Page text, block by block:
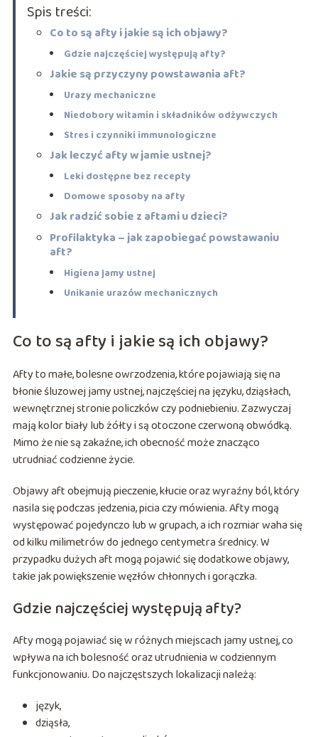
Spis treści:
Co to są afty i jakie są ich objawy?
Gdzie najczęściej występują afty?
Jakie są przyczyny powstawania aft?
Urazy mechaniczne
Niedobory witamin i składników odżywczych
Stres i czynniki immunologiczne
Jak leczyć afty w jamie ustnej?
Leki dostępne bez recepty
Domowe sposoby na afty
Jak radzić sobie z aftami u dzieci?
Profilaktyka – jak zapobiegać powstawaniu
aft?
Higiena jamy ustnej
Unikanie urazów mechanicznych
Co to są afty i jakie są ich objawy?
Afty to małe, bolesne owrzodzenia, które pojawiają się na
błonie śluzowej jamy ustnej, najczęściej na języku, dziąsłach,
wewnętrznej stronie policzków czy podniebieniu. Zazwyczaj
mają kolor biały lub żółty i są otoczone czerwoną obwódką.
Mimo że nie są zakaźne, ich obecność może znacząco
utrudniać codzienne życie.
Objawy aft obejmują pieczenie, kłucie oraz wyraźny ból, który
nasila się podczas jedzenia, picia czy mówienia. Afty mogą
występować pojedynczo lub w grupach, a ich rozmiar waha się
od kilku milimetrów do jednego centymetra średnicy. W
przypadku dużych aft mogą pojawić się dodatkowe objawy,
takie jak powiększenie węzłów chłonnych i gorączka.
Gdzie najczęściej występują afty?
Afty mogą pojawiać się w różnych miejscach jamy ustnej, co
wpływa na ich bolesność oraz utrudnienia w codziennym
funkcjonowaniu. Do najczęstszych lokalizacji należą:
język,
dziąsła,